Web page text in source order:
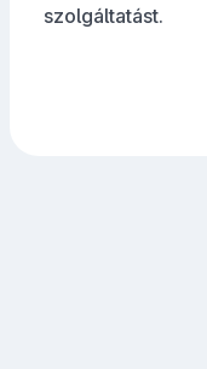
szolgáltatást.